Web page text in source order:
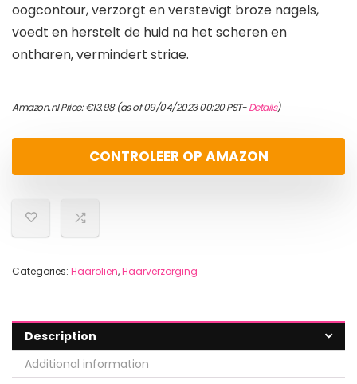
oogcontour, verzorgt en verstevigt broze nagels,
voedt en herstelt de huid na het scheren en
ontharen, vermindert striae.
Amazon.nl Price:€13.98(as of 09/04/2023 00:20 PST-Details)
CONTROLEER OP AMAZON
Categories: Haaroliën,Haarverzorging
Description
Additional information